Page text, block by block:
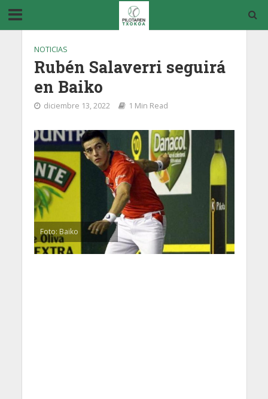
NOTICIAS
Rubén Salaverri seguirá
en Baiko
diciembre 13, 2022 1 Min Read
Foto: Baiko